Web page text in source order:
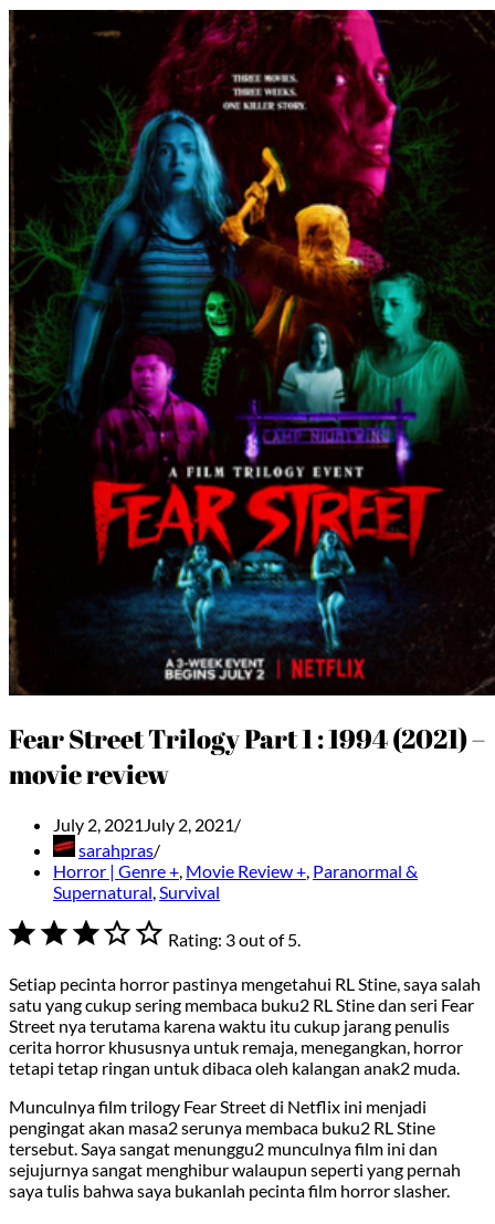
Fear Street Trilogy Part 1 : 1994 (2021) –
movie review
July 2, 2021 July 2, 2021
sarahpras
Horror | Genre +, Movie Review +, Paranormal &
Supernatural,Survival
⭐
Rating: 3 out of 5.
Setiap pecinta horror pastinya mengetahui RL Stine, saya salah
satu yang cukup sering membaca buku2 RL Stine dan seri Fear
Street nya terutama karena waktu itu cukup jarang penulis
cerita horror khususnya untuk remaja, menegangkan, horror
tetapi tetap ringan untuk dibaca oleh kalangan anak2 muda.
Munculnya film trilogy Fear Street di Netflix ini menjadi
pengingat akan masa2 serunya membaca buku2 RL Stine
tersebut. Saya sangat menunggu2 munculnya film ini dan
sejujurnya sangat menghibur walaupun seperti yang pernah
saya tulis bahwa saya bukanlah pecinta film horror slasher.